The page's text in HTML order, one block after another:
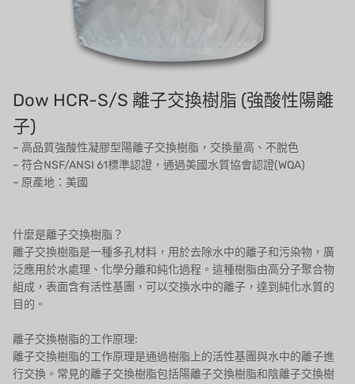
德國 SIEMENS
美國 PULSAFEEDER
法國 SUNTEC
英國 PUROLITE
日本 NOP
日本 OLYMPIA
日本 KATSURA
義大利 BRAHMA
SAGINOMIYA
Dow HCR-S/S 離子交換樹脂 (強酸性陽離
子)
– 高品質強酸性凝膠型陽離子交換樹脂，交換量高、不脫色
– 符合NSF/ANSI 61標準認證，通過美國水質協會認證(WQA)
– 原產地：美國
什麼是離子交換樹脂？
離子交換樹脂是一種多孔材料，用於去除水中的離子和污染物，廣
泛應用於水處理、化學分離和純化過程。這種樹脂由高分子聚合物
組成，表面含有活性基團，可以交換水中的離子，達到純化水質的
目的。
離子交換樹脂的工作原理:
離子交換樹脂的工作原理是通過樹脂上的活性基團與水中的離子進
行交換。常見的離子交換樹脂包括陽離子交換樹脂和陰離子交換樹